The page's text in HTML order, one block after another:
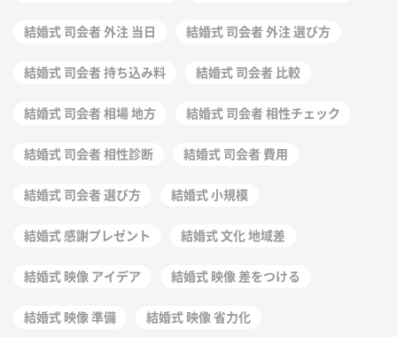
結婚式 司会者 外注 当日 結婚式 司会者 外注 選び方
結婚式 司会者 持ち込み料 結婚式 司会者 比較
結婚式 司会者 相場 地方 結婚式 司会者 相性チェック
結婚式 司会者 相性診断 結婚式 司会者 費用
結婚式 司会者 選び方 結婚式 小規模
結婚式 感謝プレゼント 結婚式 文化 地域差
結婚式 映像 アイデア 結婚式 映像 差をつける
結婚式 映像 準備 結婚式 映像 省力化